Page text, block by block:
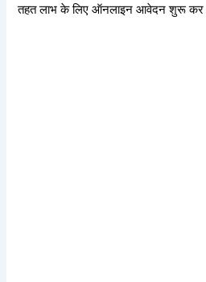
तहत लाभ के लिए ऑनलाइन आवेदन शुरू कर